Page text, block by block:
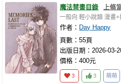
魔法禁書目錄 上條
一般向 輕小說類 漫畫+
作者： Day Happy
頁數：55頁
出版日期：2026-03-
價格：400元
3 3 萌萌